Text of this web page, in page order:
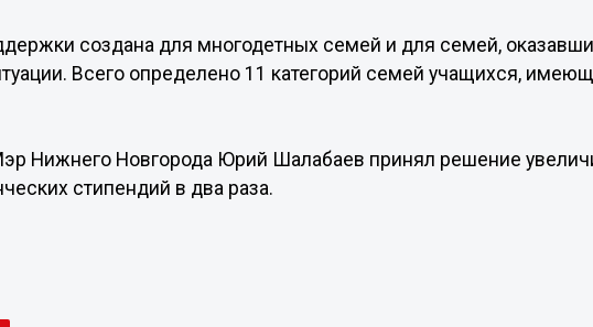
создана для многодетных семей и для семей,
Всего определено 11 категорий семей учащихся,
Нижнего Новгорода Юрий Шалабаев принял решение
стипендий в два раза.